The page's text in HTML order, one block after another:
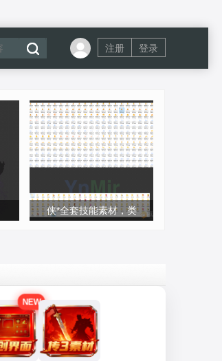
注册 登录
侠*全套技能素材，类
NEW